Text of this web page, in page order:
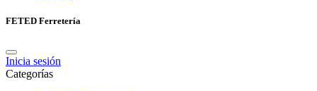
FETED Ferretería
Inicia sesión
Categorías